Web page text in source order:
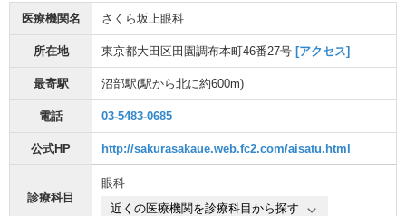
医療機関名 さくら坂上眼科
所在地 東京都大田区田園調布本町46番27号 [アクセス]
最寄駅 沼部駅(駅から北に約600m)
電話 03-5483-0685
公式HP http://sakurasakaue.web.fc2.com/aisatu.html
診療科目
眼科
近くの医療機関を診療科目から探す